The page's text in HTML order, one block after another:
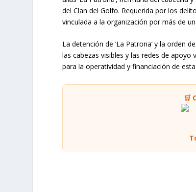
mandatario.
Estas declaraciones reflejan una
su relación con el poder político. La
complejidad de las dinámicas en la lucha
interno.
CAPTURA DE ‘LA
La reactivación de la orden de
de ‘Chiquito Malo’. En un operativo
alias ‘La Patrona’, hermana del
del Clan del Golfo. Requerida por los
vinculada a la organización por más de